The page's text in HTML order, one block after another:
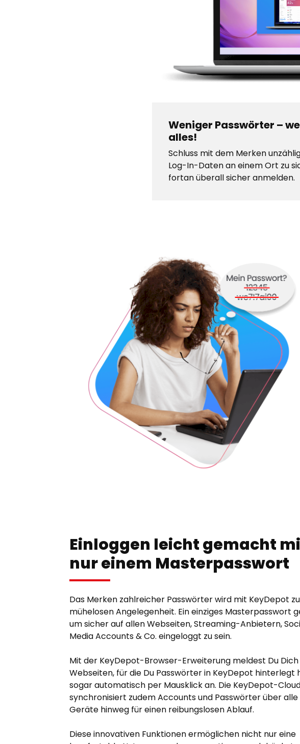
Weniger Passwörter –
alles!
Schluss mit dem Merken
Log-In-Daten an einem Ort zu
fortan überall sicher anmelden.
Einloggen leicht gemacht
nur einem Masterpasswort
Das Merken zahlreicher Passwörter wird mit KeyDepot
mühelosen Angelegenheit. Ein einziges Masterpasswort
um sicher auf allen Webseiten, Streaming-Anbietern,
Media Accounts & Co. eingeloggt zu sein.
Mit der KeyDepot-Browser-Erweiterung meldest Du Dich
Webseiten, für die Du Passwörter in KeyDepot hinterlegt
sogar automatisch per Mausklick an. Die KeyDepot-
synchronisiert zudem Accounts und Passwörter über alle
Geräte hinweg für einen reibungslosen Ablauf.
Diese innovativen Funktionen ermöglichen nicht nur eine